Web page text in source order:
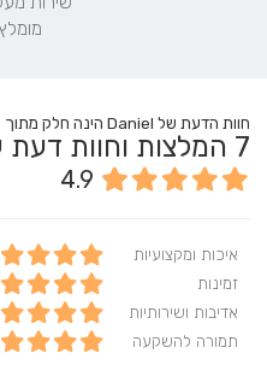
חוות הדעת של Daniel הינה חלק מתוך
7 המלצות וחוות דעת
4.9
איכות ומקצועיות
זמינות
אדיבות ושירותיות
תמורה להשקעה